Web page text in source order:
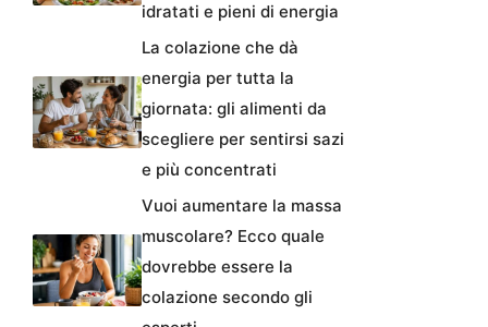
idratati e pieni di energia
La colazione che dà
energia per tutta la
giornata: gli alimenti da
scegliere per sentirsi sazi
e più concentrati
Vuoi aumentare la massa
muscolare? Ecco quale
dovrebbe essere la
colazione secondo gli